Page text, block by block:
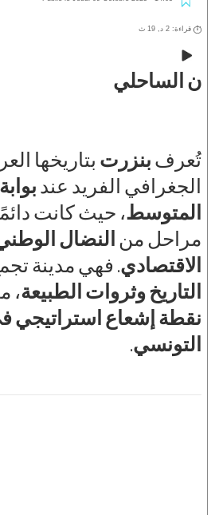
قراءة: 2 د, 19 ث
ن الساحلي
تُعرف بنزرت بتاريخها
الجغرافي الفريد عند
المتوسط، حيث كانت
مراحل من النضال
الاقتصادي. فهي مدينة
التاريخ وثروات الطبيعة،
نقطة إشعاع استراتيجي
التونسي.